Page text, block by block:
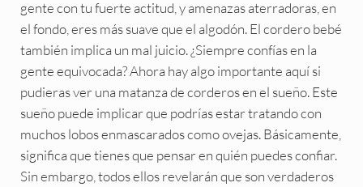
gente con tu fuerte actitud, y amenazas aterradoras, en
el fondo, eres más suave que el algodón. El cordero bebé
también implica un mal juicio. ¿Siempre confías en la
gente equivocada? Ahora hay algo importante aquí si
pudieras ver una matanza de corderos en el sueño. Este
sueño puede implicar que podrías estar tratando con
muchos lobos enmascarados como ovejas. Básicamente,
significa que tienes que pensar en quién puedes confiar.
Sin embargo, todos ellos revelarán que son verdaderos